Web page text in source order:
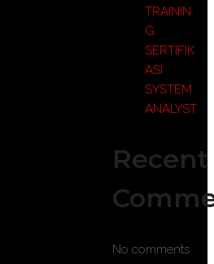
TRAININ
G
SERTIFIK
ASI
SYSTEM
ANALYST
Recent
No comments